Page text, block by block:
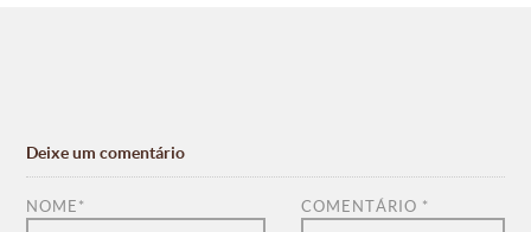
Deixe um comentário
COMENTÁRIO *
NOME *